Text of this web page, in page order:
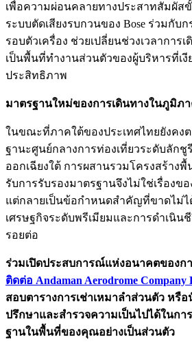
เพื่อความผ่อนคลายทางประสาทสัมผัส
ระบบตัดเสียงรบกวนของ Bose ร่วมกับ
รอบตัวเครื่อง ช่วยเปลี่ยนช่วงเวลาการ
เป็นพื้นที่ทำงานส่วนตัวของผู้บริหารที่เงี
ประสิทธิภาพ
มาตรฐานใหม่ของการเดินทางในภูมิภ
ในขณะที่ภาคใต้ของประเทศไทยยังคง
ฐานะศูนย์กลางการท่องเที่ยวระดับลักชู
ออกเฉียงใต้ การผสานรวมโครงสร้าง
รับการรับรองมาตรฐานจึงไม่ใช่เรื่องข
แต่กลายเป็นข้อกำหนดสำคัญที่ขาดไม่ไ
เศรษฐกิจระดับพรีเมียมและการดำเนิน
รอยต่อ
ร่วมเปิดประสบการณ์แห่งอนาคตของก
ติดต่อ Andaman Aerodrome Company
สอบตารางการเช่าเหมาลำส่วนตัว หรื
ปรึกษาและสำรวจความเป็นไปได้ในกา
ฐานในพื้นที่ของคุณอย่างเป็นส่วนตัว